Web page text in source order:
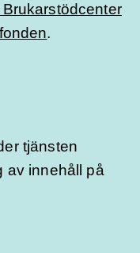
.
tjänsten
av innehåll på